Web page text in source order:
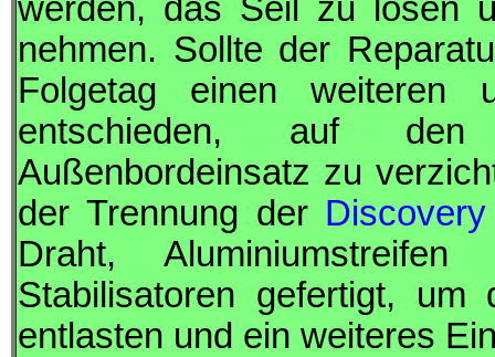
werden, das Seil zu lösen
nehmen. Sollte der
Folgetag einen weiteren
entschieden, auf den
Außenbordeinsatz zu
der Trennung der Discovery
Draht,
Stabilisatoren gefertigt,
entlasten und ein weiteres